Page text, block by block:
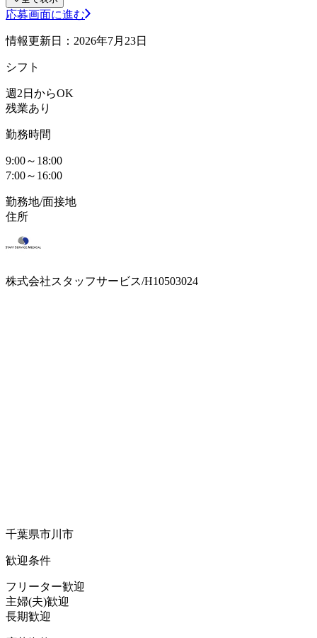
応募画面に進む
情報更新日：2026年7月23日
シフト
週2日からOK
残業あり
勤務時間
9:00～18:00
7:00～16:00
勤務地/面接地
住所
株式会社スタッフサービス/H10503024
千葉県市川市
歓迎条件
フリーター歓迎
主婦(夫)歓迎
長期歓迎